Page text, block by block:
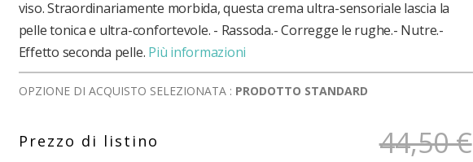
viso. Straordinariamente morbida, questa crema ultra-sensoriale lascia la
pelle tonica e ultra-confortevole. - Rassoda.- Corregge le rughe.- Nutre.-
Effetto seconda pelle. Più informazioni
OPZIONE DI ACQUISTO SELEZIONATA : PRODOTTO STANDARD
44,50 €